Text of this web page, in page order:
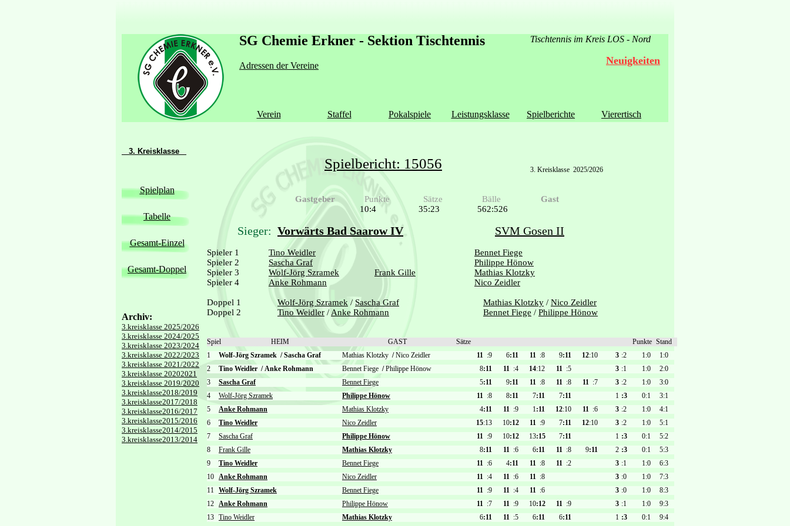
Tischtennis im Kreis LOS - Nord
SG Chemie Erkner - Sektion Tischtennis
Adressen der Vereine
Verein Staffel Pokalspiele Leistungsklasse Spielberichte Vierertisch
Neuigkeiten
3. Kreisklasse
Spielplan
Tabelle
Gesamt-Einzel
Gesamt-Doppel
Archiv:
3.kreisklasse 2025/2026
3.kreisklasse 2024/2025
3.kreisklasse 2023/2024
3.kreisklasse 2022/2023
3.kreisklasse 2021/2022
3.kreisklasse 20202021
3.kreisklasse 2019/2020
3.kreisklasse2018/2019
3.kreisklasse2017/2018
3.kreisklasse2016/2017
3.kreisklasse2015/2016
3.kreisklasse2014/2015
3.kreisklasse2013/2014
Spielbericht: 15056 3. Kreisklasse 2025/2026
Gastgeber Punkte Sätze Bälle
Gast
10:4
35:23 562:526
Sieger: Vorwärts Bad Saarow IV SVM Gosen II
Spieler 1 Tino Weidler
Bennet Fiege
Spieler 2
Sascha Graf
Philippe Hönow
Spieler 3
Wolf-Jörg Szramek Frank Gille
Mathias Klotzky
Spieler 4
Anke Rohmann Nico Zeidler
Doppel 1 Wolf-Jörg Szramek / Sascha Graf Mathias Klotzky / Nico Zeidler
Doppel 2
Tino Weidler / Anke Rohmann Bennet Fiege / Philippe Hönow
Spiel HEIM GAST Sätze Punkte Stand
1
Wolf-Jörg Szramek /Sascha Graf Mathias Klotzky /Nico Zeidler 11 :9 6:11 11 :8 9:11 12:10 3 :2 1:0
1:0
2
Tino Weidler /Anke Rohmann Bennet Fiege /Philippe Hönow 8:11 11 :4 14:12 11 :5 3 :1 1:0
2:0
3
Sascha Graf Bennet Fiege 5:11 9:11 11 :8 11 :8 11 :7 3 :2 1:0
3:0
4
Wolf-Jörg Szramek Philippe Hönow 11 :8 8:11 7:11 7:11 1 :3 0:1
3:1
5
Anke Rohmann Mathias Klotzky 4:11 11 :9 1:11 12:10 11 :6 3 :2 1:0
4:1
6
Tino Weidler Nico Zeidler 15:13 10:12 11 :9 7:11 12:10 3 :2 1:0
5:1
7
Sascha Graf Philippe Hönow 11 :9 10:12 13:15 7:11 1 :3 0:1
5:2
8
Frank Gille Mathias Klotzky 8:11 11 :6 6:11 11 :8 9:11 2 :3 0:1
5:3
9
Tino Weidler Bennet Fiege 11 :6 4:11 11 :8 11 :2 3 :1 1:0
6:3
10 Anke Rohmann Nico Zeidler 11 :4 11 :6 11 :8 3 :0 1:0
7:3
11 Wolf-Jörg Szramek Bennet Fiege 11 :9 11 :4 11 :6 3 :0 1:0
8:3
12 Anke Rohmann Philippe Hönow 11 :7 11 :9 10:12 11 :9 3 :1 1:0
9:3
13 Tino Weidler Mathias Klotzky 6:11 11 :5 6:11 6:11 1 :3 0:1 9:4